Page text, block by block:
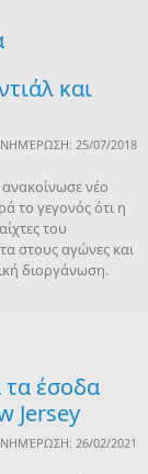
και
25/07/2018
ανακοίνωσε νέο
το γεγονός ότι η
του
στους αγώνες και
διοργάνωση.
τα έσοδα
Jersey
26/02/2021